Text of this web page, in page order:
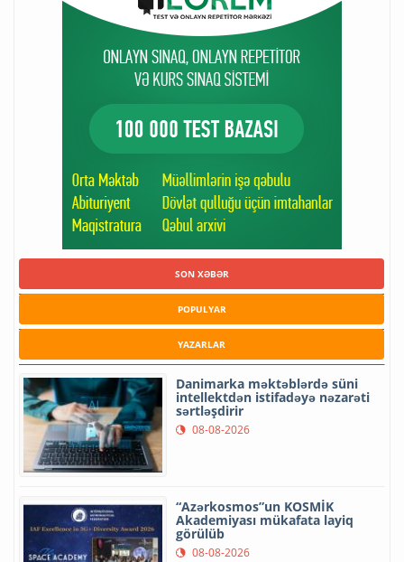
SON XƏBƏR
POPULYAR
YAZARLAR
Danimarka məktəblərdə süni
intellektdən istifadəyə nəzarəti
sərtləşdirir
08-08-2026
“Azərkosmos”un KOSMİK
Akademiyası mükafata layiq
görülüb
08-08-2026